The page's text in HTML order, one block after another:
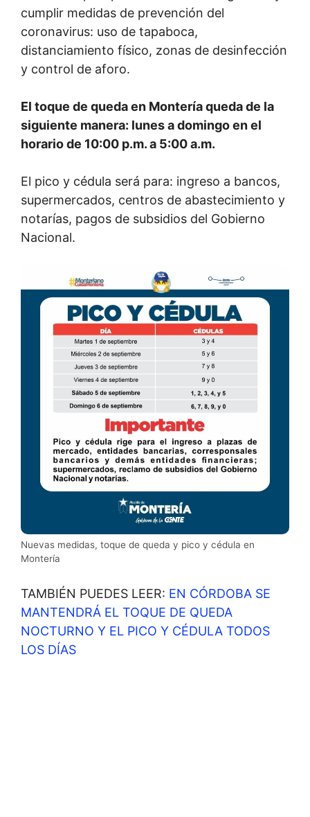
cumplir medidas de prevención del
coronavirus: uso de tapaboca,
distanciamiento físico, zonas de desinfección
y control de aforo.
El toque de queda en Montería queda de la
siguiente manera: lunes a domingo en el
horario de 10:00 p.m. a 5:00 a.m.
El pico y cédula será para: ingreso a bancos,
supermercados, centros de abastecimiento y
notarías, pagos de subsidios del Gobierno
Nacional.
Nuevas medidas, toque de queda y pico y cédula en
Montería
TAMBIÉN PUEDES LEER: EN CÓRDOBA SE
MANTENDRÁ EL TOQUE DE QUEDA
NOCTURNO Y EL PICO Y CÉDULA TODOS
LOS DÍAS